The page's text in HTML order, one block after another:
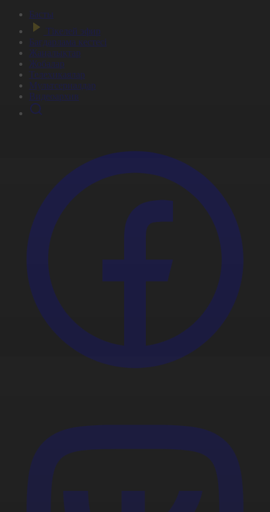
Басты
Тікелей эфир
Бағдарлама кестесі
Жаңалықтар
Жобалар
Телехикаялар
Мультсериалдар
Видеоархив